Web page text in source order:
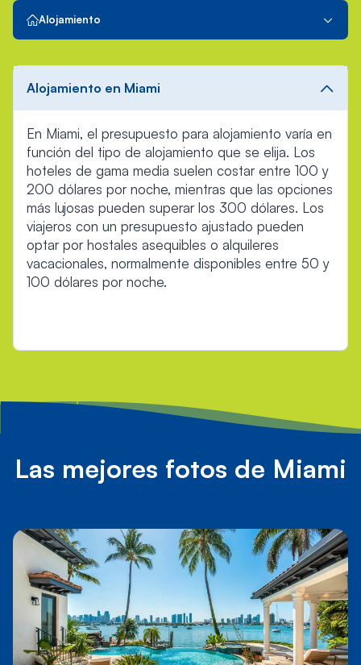
Alojamiento
Alojamiento en Miami
En Miami, el presupuesto para alojamiento varía en
función del tipo de alojamiento que se elija. Los
hoteles de gama media suelen costar entre 100 y
200 dólares por noche, mientras que las opciones
más lujosas pueden superar los 300 dólares. Los
viajeros con un presupuesto ajustado pueden
optar por hostales asequibles o alquileres
vacacionales, normalmente disponibles entre 50 y
100 dólares por noche.
Las mejores fotos de Miami